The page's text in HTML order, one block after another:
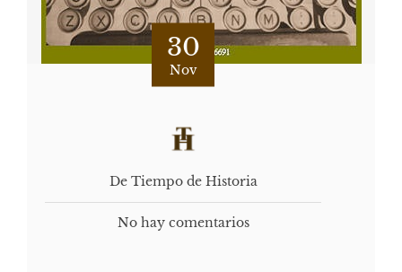
30
Nov
De Tiempo de Historia
No hay comentarios